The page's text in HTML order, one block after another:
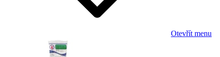
Otevřít menu
Powered by chaterimo